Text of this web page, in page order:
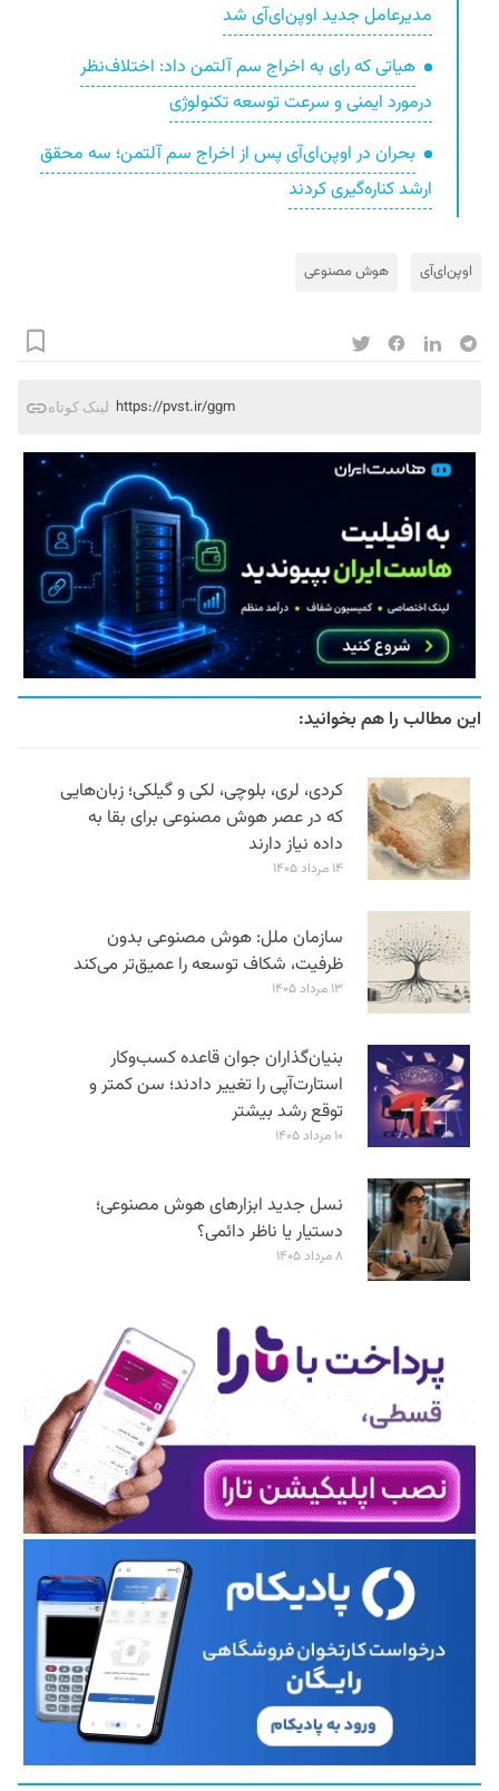
مدیرعامل جدید اوپن‌ای‌آی شد
هیاتی که رای به اخراج سم آلتمن داد: اختلاف‌نظر
درمورد ایمنی و سرعت‌ توسعه تکنولوژی
بحران در اوپن‌ای‌آی پس از اخراج سم آلتمن؛ سه محقق
ارشد کناره‌گیری کردند
اوپن‌ای‌آی هوش مصنوعی
لینک کوتاه https://pvst.ir/ggm
این مطالب را هم بخوانید:
کردی، لری، بلوچی، لکی و گیلکی؛ زبان‌هایی
که در عصر هوش مصنوعی برای بقا به
داده نیاز دارند
۱۴ مرداد ۱۴۰۵
سازمان ملل: هوش مصنوعی بدون
ظرفیت، شکاف توسعه را عمیق‌تر می‌کند
۱۳ مرداد ۱۴۰۵
بنیان‌گذاران جوان قاعده کسب‌وکار
استارت‌آپی را تغییر دادند؛ سن‌ کمتر و
توقع رشد بیشتر
۱۰ مرداد ۱۴۰۵
نسل جدید ابزارهای هوش مصنوعی؛
دستیار یا ناظر دائمی؟
۸ مرداد ۱۴۰۵